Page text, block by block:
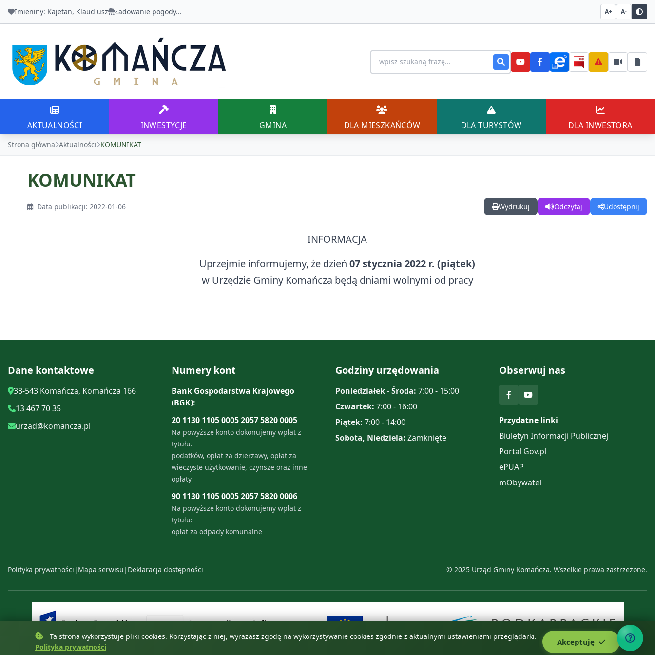
Imieniny: Kajetan, Klaudiusz Ładowanie pogody... A+ A-
Urząd Gminy Komańcza Wyszukiwanie na stronie
AKTUALNOŚCI
AKTUALNOŚCI INWESTYCJE
INWESTYCJE GMINA
GMINA DLA MIESZKAŃCÓW
DLA MIESZKAŃCÓW DLA TURYSTÓW
DLA TURYSTÓW DLA INWESTORA
DLA
Strona główna Aktualności KOMUNIKAT
KOMUNIKAT
Data publikacji: 2022-01-06 Wydrukuj Odczytaj Udostępnij
INFORMACJA
Uprzejmie informujemy, że dzień 07 stycznia 2022 r. (piątek)
w Urzędzie Gminy Komańcza będą dniami wolnymi od pracy
Dane kontaktowe
38-543 Komańcza, Komańcza 166
13 467 70 35
urzad@komancza.pl
Numery kont
Bank Gospodarstwa Krajowego
(BGK):
20 1130 1105 0005 2057 5820 0005
Na powyższe konto dokonujemy wpłat z
tytułu:
podatków, opłat za dzierżawy, opłat za
wieczyste użytkowanie, czynsze oraz inne
opłaty
90 1130 1105 0005 2057 5820 0006
Na powyższe konto dokonujemy wpłat z
tytułu:
opłat za odpady komunalne
Godziny urzędowania
Poniedziałek - Środa: 7:00 - 15:00
Czwartek: 7:00 - 16:00
Piątek: 7:00 - 14:00
Sobota, Niedziela: Zamknięte
Obserwuj nas
Przydatne linki
Biuletyn Informacji Publicznej
Portal Gov.pl
ePUAP
mObywatel
Polityka prywatności | Mapa serwisu | Deklaracja dostępności © 2025 Urząd Gminy Komańcza. Wszelkie prawa zastrzeżone.
Ta strona wykorzystuje pliki cookies. Korzystając z niej, wyrażasz zgodę na wykorzystywanie cookies zgodnie z aktualnymi ustawieniami przeglądarki.
Polityka prywatności
Akceptuję